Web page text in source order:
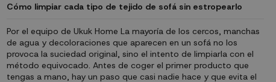
Cómo limpiar cada tipo de tejido de sofá sin estropearlo
Por el equipo de Ukuk Home La mayoría de los cercos, manchas
de agua y decoloraciones que aparecen en un sofá no los
provoca la suciedad original, sino el intento de limpiarla con el
método equivocado. Antes de coger el primer producto que
tengas a mano, hay un paso que casi nadie hace y que evita el